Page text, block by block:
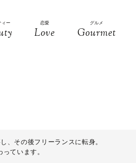
ィー 恋愛
Love
グルメ
Gourmet
、その後フリーランスに転身。
ています。